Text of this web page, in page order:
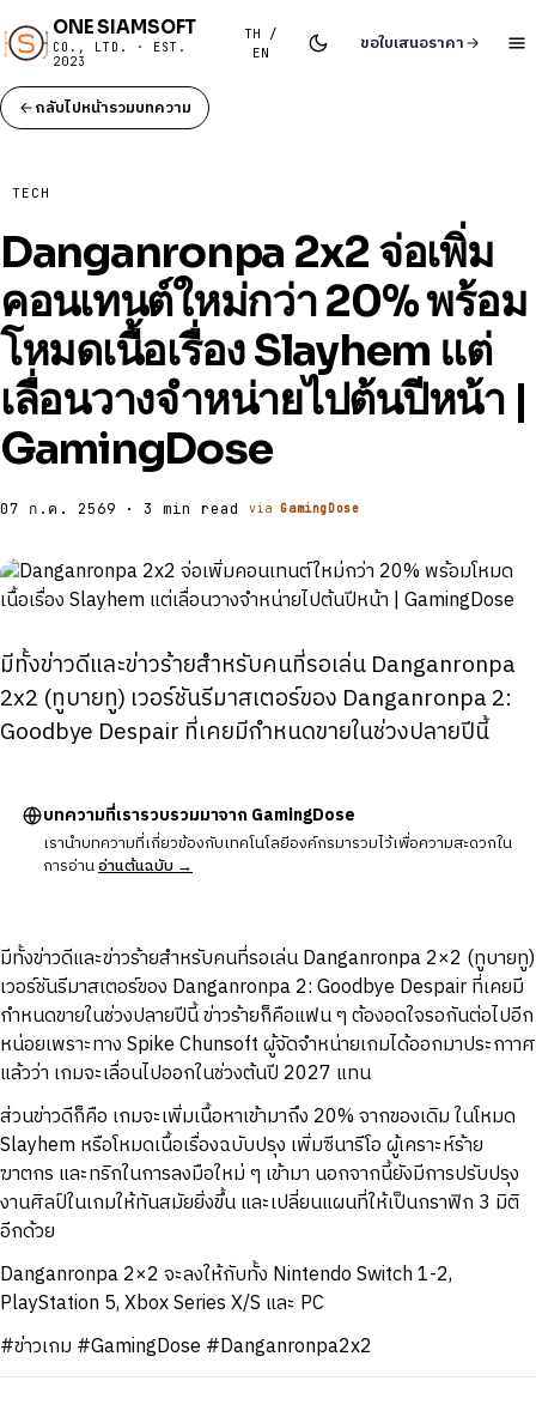
ONE SIAMSOFT
CO., LTD. · EST.
2023
TH /
EN
ขอใบเสนอราคา
กลับไปหน้ารวมบทความ
TECH
Danganronpa 2x2 จ่อเพิ่ม
คอนเทนต์ใหม่กว่า 20% พร้อม
โหมดเนื้อเรื่อง Slayhem แต่
เลื่อนวางจำหน่ายไปต้นปีหน้า |
GamingDose
07 ก.ค. 2569 · 3 min read viaGamingDose
มีทั้งข่าวดีและข่าวร้ายสำหรับคนที่รอเล่น Danganronpa
2x2 (ทูบายทู) เวอร์ชันรีมาสเตอร์ของ Danganronpa 2:
Goodbye Despair ที่เคยมีกำหนดขายในช่วงปลายปีนี้
บทความที่เรารวบรวมมาจาก GamingDose
เรานำบทความที่เกี่ยวข้องกับเทคโนโลยีองค์กรมารวมไว้เพื่อความสะดวกใน
การอ่านอ่านต้นฉบับ →
มีทั้งข่าวดีและข่าวร้ายสำหรับคนที่รอเล่น Danganronpa 2×2 (ทูบายทู)
เวอร์ชันรีมาสเตอร์ของ Danganronpa 2: Goodbye Despair ที่เคยมี
กำหนดขายในช่วงปลายปีนี้ ข่าวร้ายก็คือแฟน ๆ ต้องอดใจรอกันต่อไปอีก
หน่อยเพราะทาง Spike Chunsoft ผู้จัดจำหน่ายเกมได้ออกมาประกาาศ
แล้วว่า เกมจะเลื่อนไปออกในช่วงต้นปี 2027 แทน
ส่วนข่าวดีก็คือ เกมจะเพิ่มเนื้อหาเข้ามาถึง 20% จากของเดิม ในโหมด
Slayhem หรือโหมดเนื้อเรื่องฉบับปรุง เพิ่มซีนารีโอ ผู้เคราะห์ร้าย
ฆาตกร และทริกในการลงมือใหม่ ๆ เข้ามา นอกจากนี้ยังมีการปรับปรุง
งานศิลป์ในเกมให้ทันสมัยยิ่งขึ้น และเปลี่ยนแผนที่ให้เป็นกราฟิก 3 มิติ
อีกด้วย
Danganronpa 2×2 จะลงให้กับทั้ง Nintendo Switch 1-2,
PlayStation 5, Xbox Series X/S และ PC
#ข่าวเกม #GamingDose #Danganronpa2x2